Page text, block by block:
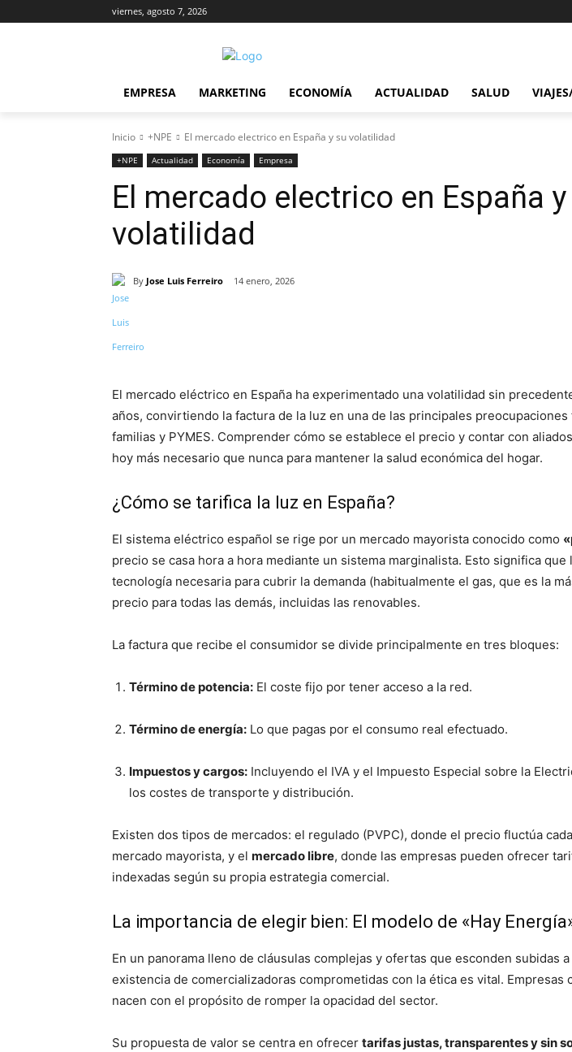
viernes, agosto 7, 2026
EMPRESA MARKETING ECONOMÍA ACTUALIDAD SALUD
Inicio +NPE El mercado electrico en España y su volatilidad
+NPE Actualidad Economía Empresa
El mercado electrico en España
volatilidad
By Jose Luis Ferreiro 14 enero, 2026
El mercado eléctrico en España ha experimentado una volatilidad sin
años, convirtiendo la factura de la luz en una de las principales preocupaciones
familias y PYMES. Comprender cómo se establece el precio y contar con
hoy más necesario que nunca para mantener la salud económica del hogar.
¿Cómo se tarifica la luz en España?
El sistema eléctrico español se rige por un mercado mayorista conocido como
precio se casa hora a hora mediante un sistema marginalista. Esto significa que
tecnología necesaria para cubrir la demanda (habitualmente el gas, que es la
precio para todas las demás, incluidas las renovables.
La factura que recibe el consumidor se divide principalmente en tres bloques:
Término de potencia: El coste fijo por tener acceso a la red.
Término de energía: Lo que pagas por el consumo real efectuado.
Impuestos y cargos: Incluyendo el IVA y el Impuesto Especial sobre la
los costes de transporte y distribución.
Existen dos tipos de mercados: el regulado (PVPC), donde el precio fluctúa
mercado mayorista, y el mercado libre, donde las empresas pueden ofrecer
indexadas según su propia estrategia comercial.
La importancia de elegir bien: El modelo de «Hay
En un panorama lleno de cláusulas complejas y ofertas que esconden subidas
existencia de comercializadoras comprometidas con la ética es vital. Empresas
nacen con el propósito de romper la opacidad del sector.
Su propuesta de valor se centra en ofrecer tarifas justas, transparentes y sin